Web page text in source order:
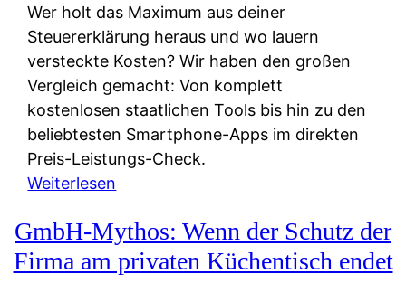
u
n
f
t
e
i
e
W
e
r
t
e
m
M
I
R
:
W
e
u
Wer holt das Maximum aus deiner
Steuererklärung heraus und wo lauern
versteckte Kosten? Wir haben den großen
Vergleich gemacht: Von komplett
kostenlosen staatlichen Tools bis hin zu den
beliebtesten Smartphone-Apps im direkten
Preis-Leistungs-Check.
Weiterlesen
t
e
u
GmbH-Mythos: Wenn der Schutz der
Firma am privaten Küchentisch endet